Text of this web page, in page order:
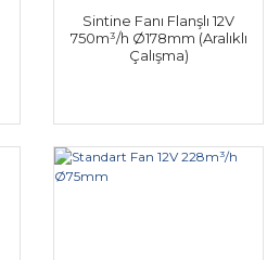
Sintine Fanı Flanşlı 12V
750m³/h Ø178mm (Aralıklı
Çalışma)